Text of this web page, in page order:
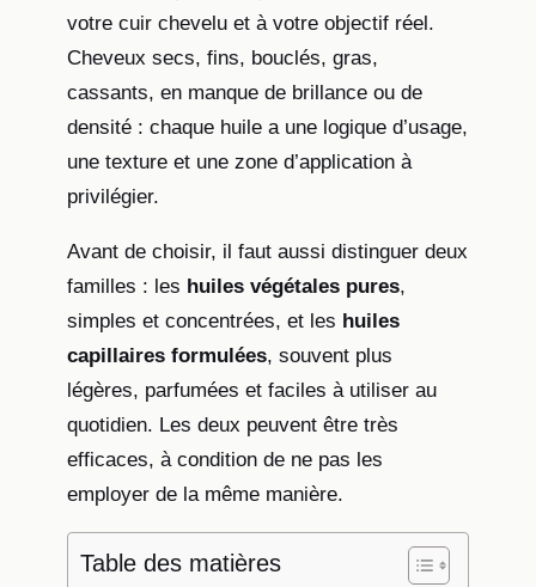
votre cuir chevelu et à votre objectif réel.
Cheveux secs, fins, bouclés, gras,
cassants, en manque de brillance ou de
densité : chaque huile a une logique d’usage,
une texture et une zone d’application à
privilégier.
Avant de choisir, il faut aussi distinguer deux
familles : les huiles végétales pures,
simples et concentrées, et les huiles
capillaires formulées, souvent plus
légères, parfumées et faciles à utiliser au
quotidien. Les deux peuvent être très
efficaces, à condition de ne pas les
employer de la même manière.
Table des matières